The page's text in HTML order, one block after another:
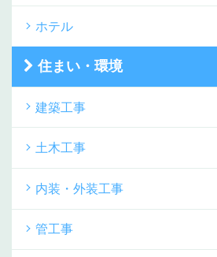
ホテル
住まい・環境
建築工事
土木工事
内装・外装工事
管工事